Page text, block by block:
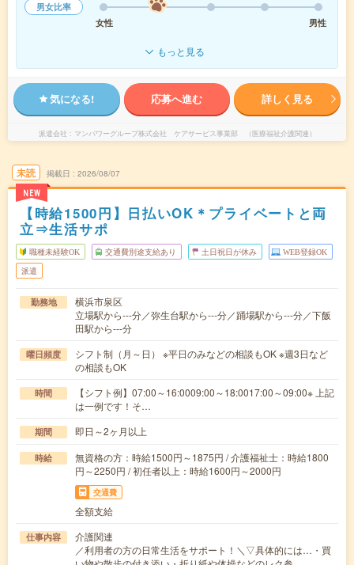
男女比率
女性
男性
もっと見る
気になる! 応募へ進む 詳しく見る
派遣会社 マンパワーグループ株式会社 ケアサービス事業部 （医療福祉介護関連）
未読
NEW
掲載日 2026/08/07
【時給1500円】日払いOK＊プライベートと両
立⇒生活サポ
職種未経験OK 交通費別途支給あり 土日祝日が休み WEB登録OK
派遣
勤務地
横浜市泉区
立場駅から---分／弥生台駅から---分／踊場駅から---分／下飯
田駅から---分
曜日頻度
シフト制（月～日） ※平日のみなどの相談もOK ※週3日など
の相談もOK
時間
【シフト例】07:00～16:0009:00～18:0017:00～09:00※ 上記
は一例です！そ…
期間 即日～2ヶ月以上
時給
無資格の方：時給1500円～1875円 / 介護福祉士：時給1800
円～2250円 / 初任者以上：時給1600円～2000円
交通費
全額支給
仕事内容
介護関連
／利用者の方の日常生活をサポート！＼▽具体的には…・買